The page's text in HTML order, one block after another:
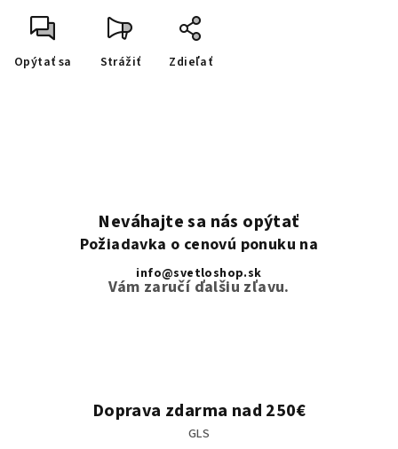
Opýtať sa Strážiť Zdieľať
Neváhajte sa nás opýtať
Požiadavka o cenovú ponuku na
info@svetloshop.sk
Vám zaručí ďalšiu zľavu.
Doprava zdarma nad 250€
GLS